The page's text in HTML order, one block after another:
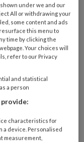
en lees 2
Log dan in
under we and our
All or withdrawing your
some content and ads
this menu to
time by clicking the
Your choices will
refer to our Privacy
and statistical
a person
characteristics for
a device. Personalised
measurement,